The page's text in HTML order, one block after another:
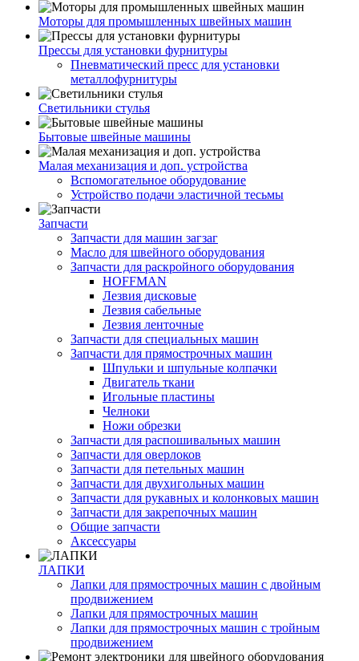
Моторы для промышленных швейных машин
Прессы для установки фурнитуры
Пневматический пресс для установки
металлофурнитуры
Светильники стулья
Бытовые швейные машины
Малая механизация и доп. устройства
Вспомогательное оборудование
Устройство подачи эластичной тесьмы
Запчасти
Запчасти для машин загзаг
Масло для швейного оборудования
Запчасти для раскройного оборудования
HOFFMAN
Лезвия дисковые
Лезвия сабельные
Лезвия ленточные
Запчасти для специальных машин
Запчасти для прямострочных машин
Шпульки и шпульные колпачки
Двигатель ткани
Игольные пластины
Челноки
Ножи обрезки
Запчасти для распошивальных машин
Запчасти для оверлоков
Запчасти для петельных машин
Запчасти для двухигольных машин
Запчасти для рукавных и колонковых машин
Запчасти для закрепочных машин
Общие запчасти
Аксессуары
ЛАПКИ
Лапки для прямострочных машин с двойным
продвижением
Лапки для прямострочных машин
Лапки для прямострочных машин с тройным
продвижением